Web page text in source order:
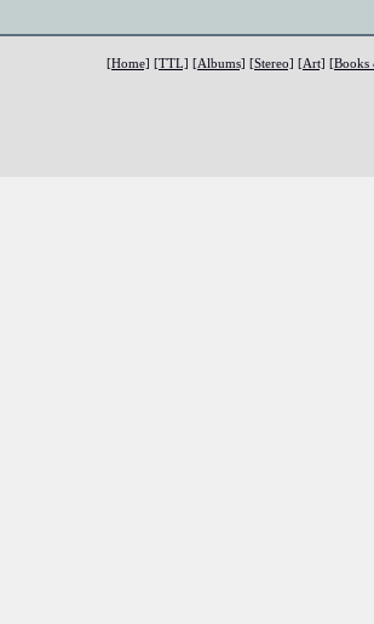
[Home] [TTL] [Albums] [Stereo] [Art] [Books